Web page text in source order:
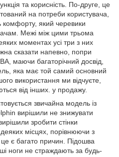
та корисність. По-друге, це
на потреби користувача,
комфорту, який черевики
Межі між цими трьома
моментах усі три з них
сказати напевно, попри
маючи багаторічний досвід,
яка має той самий основний
використання ми відчуєте,
від інших. у продажу.
звичайна модель із
вирішили не знижувати
зробити стінки
місцях, порівнюючи з
є багато причин. Підошва
ноги не страждають за будь-